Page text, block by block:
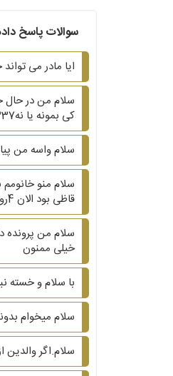
سوالات پاسخ
ایا مادر می
کی بمونه یا نه2337
سلام واسه من
قاظی بود الان 4روزازاگاهی به من تماس...
خیلی ممنون
با سلام و خسته
سلام میخوام
سلام.اگر والدین